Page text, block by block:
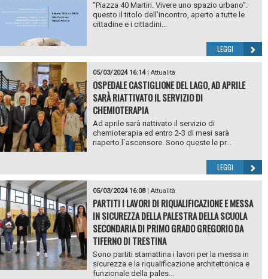
“Piazza 40 Martiri. Vivere uno spazio urbano”:
questo il titolo dell’incontro, aperto a tutte le
cittadine e i cittadini...
LEGGI
05/03/2024 16:14| Attualità
OSPEDALE CASTIGLIONE DEL LAGO, AD APRILE
SARÀ RIATTIVATO IL SERVIZIO DI
CHEMIOTERAPIA
Ad aprile sarà riattivato il servizio di
chemioterapia ed entro 2-3 di mesi sarà
riaperto l`ascensore. Sono queste le pr...
LEGGI
05/03/2024 16:08| Attualità
PARTITI I LAVORI DI RIQUALIFICAZIONE E MESSA
IN SICUREZZA DELLA PALESTRA DELLA SCUOLA
SECONDARIA DI PRIMO GRADO GREGORIO DA
TIFERNO DI TRESTINA
Sono partiti stamattina i lavori per la messa in
sicurezza e la riqualificazione architettonica e
funzionale della pales...